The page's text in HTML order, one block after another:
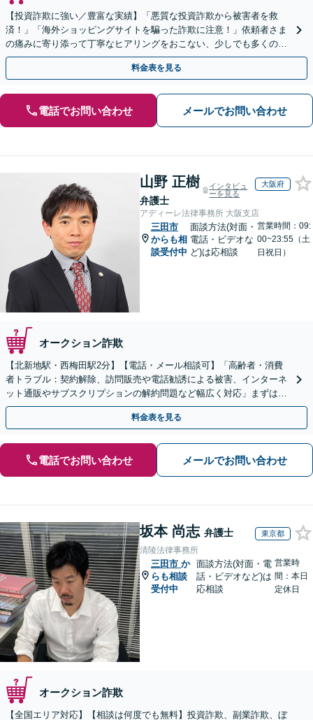
【投資詐欺に強い／豊富な実績】「悪質な投資詐欺から被害者を救
済！」「海外ショッピングサイトを騙った詐欺に注意！」依頼者さま
の痛みに寄り添って丁寧なヒアリングをおこない、少しでも多くの返
金が得られるよう尽力します！
料金表を見る
電話でお問い合わせ メールでお問い合わせ
山野 正樹
弁護士
インタビュ
ーを見る
大阪府
アディーレ法律事務所 大阪支店
三田市
からも相
談受付中
面談方法(対面・
電話・ビデオな
ど)は応相談
営業時間：09:
00~23:55（土
日祝日）
オークション詐欺
【北新地駅・西梅田駅2分】【電話・メール相談可】「高齢者・消費
者トラブル：契約解除、訪問販売や電話勧誘による被害、インターネ
ット通販やサブスクリプションの解約問題など幅広く対応」まずは一
度ご相談ください【休日・夜間相談可】
料金表を見る
電話でお問い合わせ メールでお問い合わせ
坂本 尚志 弁護士 東京都
清陵法律事務所
三田市 か
らも相談
受付中
面談方法(対面・電
話・ビデオなど)は
応相談
営業時
間：本日
定休日
オークション詐欺
【全国エリア対応】【相談は何度でも無料】投資詐欺、副業詐欺、ぼ